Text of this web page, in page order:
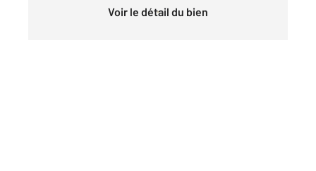
Voir le détail du bien